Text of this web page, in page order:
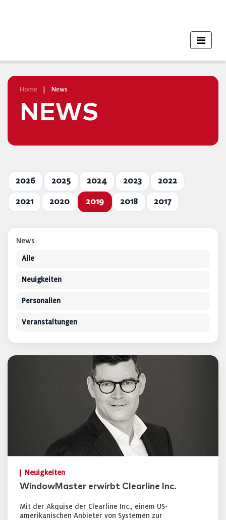
Home News
NEWS
2026 2025 2024 2023 2022
2021 2020 2019 2018 2017
Neuigkeiten
WindowMaster erwirbt Clearline Inc.
Mit der Akquise der Clearline Inc., einem US-
amerikanischen Anbieter von Systemen zur
News
Alle
Neuigkeiten
Personalien
Veranstaltungen